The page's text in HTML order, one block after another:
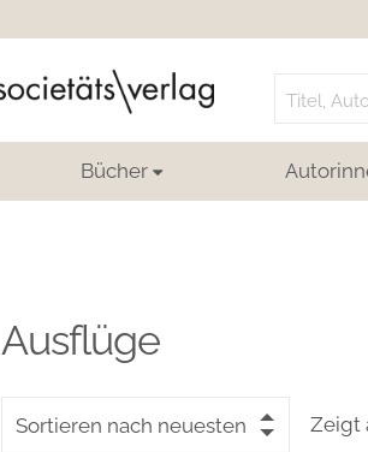
for:
Bücher
Ausflüge
Sortieren nach neuesten Zeigt